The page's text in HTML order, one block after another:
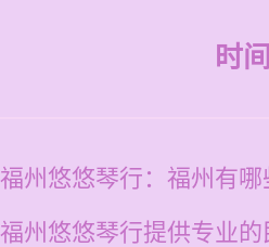
时
福州悠悠琴行：福州有哪
福州悠悠琴行提供专业